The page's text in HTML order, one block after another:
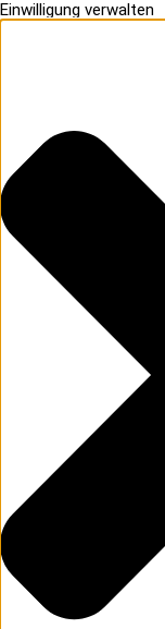
Einwilligung verwalten